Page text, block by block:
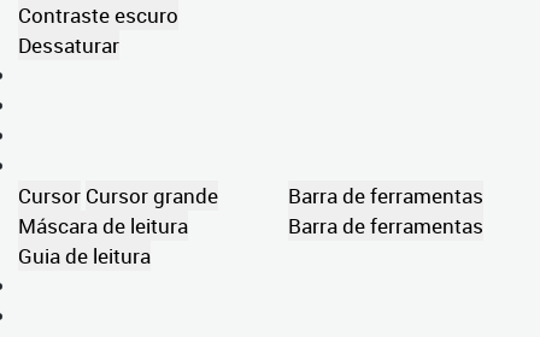
Contraste escuro
Dessaturar
Cursor Cursor grande
Máscara de leitura
Guia de leitura
Barra de ferramentas
Barra de ferramentas